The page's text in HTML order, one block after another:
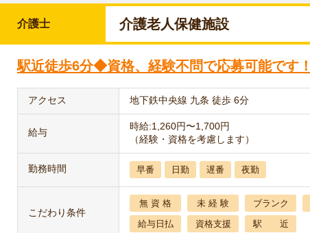
介護士 介護老人保健施設
駅近徒歩6分◆資格、経験不問で応募可能です！
アクセス 地下鉄中央線 九条 徒歩 6分
給与
時給:1,260円〜1,700円
（経験・資格を考慮します）
勤務時間 早番 日勤 遅番 夜勤
こだわり条件
無 資 格 未 経 験 ブランク
給与日払
資格支援 駅 近